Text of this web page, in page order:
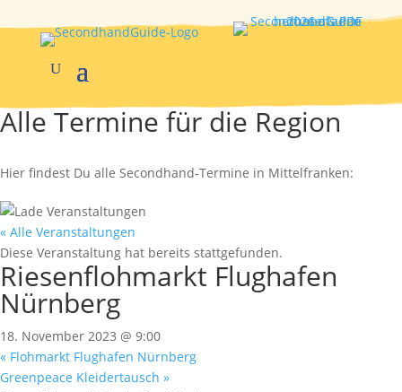
Alle Termine für die Region
Hier findest Du alle Secondhand-Termine in Mittelfranken:
« Alle Veranstaltungen
Diese Veranstaltung hat bereits stattgefunden.
Riesenflohmarkt Flughafen
Nürnberg
18. November 2023 @ 9:00
« Flohmarkt Flughafen Nürnberg
Greenpeace Kleidertausch »